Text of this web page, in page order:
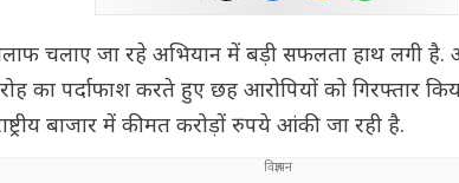
चलाए जा रहे अभियान में बड़ी सफलता हाथ लगी है.
का पर्दाफाश करते हुए छह आरोपियों को गिरफ्तार
बाजार में कीमत करोड़ों रुपये आंकी जा रही है.